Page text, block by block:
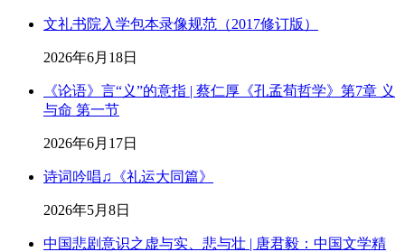
文礼书院入学包本录像规范（2017修订版）
2026年6月18日
《论语》言“义”的意指 | 蔡仁厚《孔孟荀哲学》第7章 义
与命 第一节
2026年6月17日
诗词吟唱♫《礼运大同篇》
2026年5月8日
中国悲剧意识之虚与实、悲与壮 | 唐君毅：中国文学精